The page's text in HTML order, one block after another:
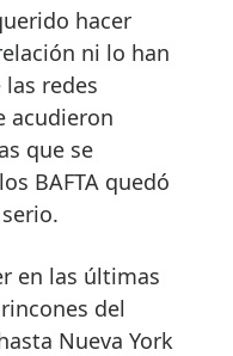
hacer
ni lo han
redes
acudieron
que se
BAFTA quedó
en las últimas
del
Nueva York